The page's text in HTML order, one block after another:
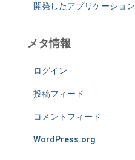
開発したアプリケーション
メタ情報
ログイン
投稿フィード
コメントフィード
WordPress.org